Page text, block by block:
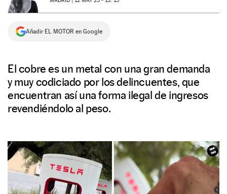
Añadir EL MOTOR en Google
El cobre es un metal con una gran demanda
y muy codiciado por los delincuentes, que
encuentran así una forma ilegal de ingresos
revendiéndolo al peso.